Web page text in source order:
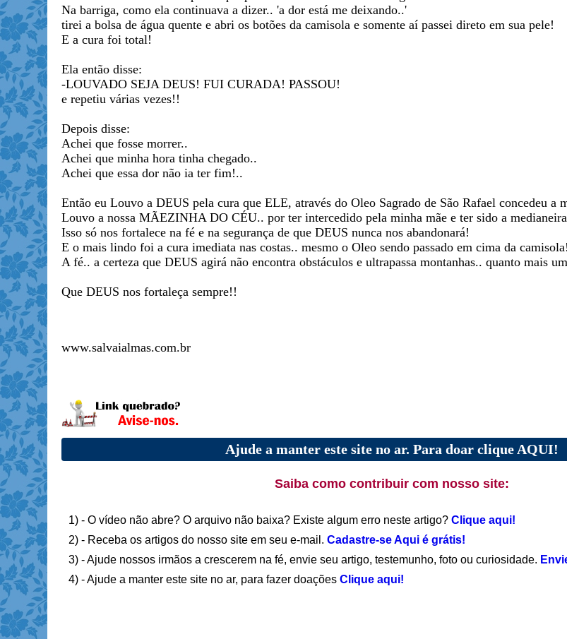
Na barriga, como ela continuava a dizer.. 'a dor está me deixando..'
tirei a bolsa de água quente e abri os botões da camisola e somente aí passei direto em sua pele!
E a cura foi total!
Ela então disse:
-LOUVADO SEJA DEUS! FUI CURADA! PASSOU!
e repetiu várias vezes!!
Depois disse:
Achei que fosse morrer..
Achei que minha hora tinha chegado..
Achei que essa dor não ia ter fim!..
Então eu Louvo a DEUS pela cura que ELE, através do Oleo Sagrado de São Rafael concedeu a
Louvo a nossa MÃEZINHA DO CÉU.. por ter intercedido pela minha mãe e ter sido a
Isso só nos fortalece na fé e na segurança de que DEUS nunca nos abandonará!
E o mais lindo foi a cura imediata nas costas.. mesmo o Oleo sendo passado em cima da camisola!
A fé.. a certeza que DEUS agirá não encontra obstáculos e ultrapassa montanhas.. quanto mais
Que DEUS nos fortaleça sempre!!
www.salvaialmas.com.br
Ajude a manter este site no ar. Para doar clique AQUI!
Saiba como contribuir com nosso site:
1) - O vídeo não abre? O arquivo não baixa? Existe algum erro neste artigo? Clique aqui!
2) - Receba os artigos do nosso site em seu e-mail. Cadastre-se Aqui é grátis!
3) - Ajude nossos irmãos a crescerem na fé, envie seu artigo, testemunho, foto ou curiosidade.
4) - Ajude a manter este site no ar, para fazer doações Clique aqui!